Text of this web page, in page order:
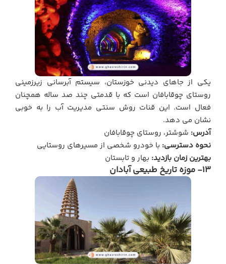
یکی از جاهای دیدنی خوزستان، سیستم آبرسانی زیرزمینی
روستای چوقابافان است که با قدمتی چند صد ساله همچنان
فعال است. این قنات روش سنتی مدیریت آب را به خوبی
نشان می دهد.
آدرس: شوشتر، روستای چوقابافان
نحوه دسترسی: با خودرو شخصی از مسیرهای روستایی
بهترین زمان بازدید: بهار و تابستان
13- موزه تاریخ طبیعی آبادان